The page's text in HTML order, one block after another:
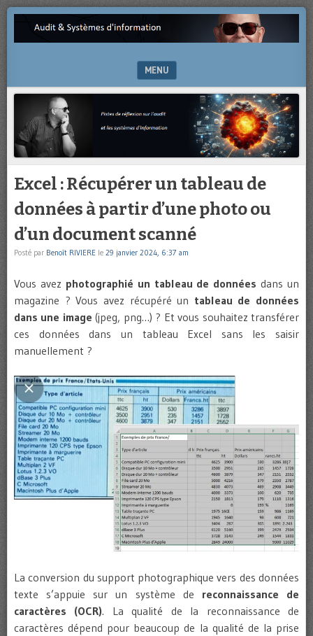
AUDIT
D'INFORMATION
Pistes
et
systèmes
d’information
MENU
SKIP TO CONTENT
Excel : Récupérer un tableau de
données à partir d’une photo ou
d’un document scanné
Posté par Benoît RIVIERE le 29 janvier 2024, 6:37 am
Vous avez photographié un tableau de données dans un
magazine ? Vous avez récupéré un tableau de données
dans une image (jpeg, png…) ? Et vous souhaitez transférer
ces données dans un tableau Excel sans les saisir
manuellement ?
La conversion du support photographique vers des données
texte s’appuie sur un système de reconnaissance de
caractères (OCR). La qualité de la reconnaissance de
caractères dépend pour beaucoup de la qualité de la prise